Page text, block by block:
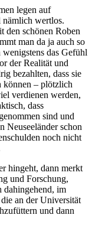
legen auf
nämlich wertlos.
den schönen Roben
man da ja auch so
das Gefühl
der Realität und
bezahlten, dass sie
können – plötzlich
verdienen werden,
dass
sind und
Neuseeländer schon
noch nicht
hingeht, dann merkt
und Forschung,
dahingehend, im
an der Universität
und dann